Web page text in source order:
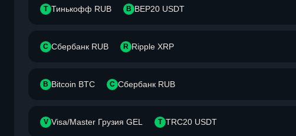
Т Тинькофф RUB B BEP20 USDT
С Сбербанк RUB R Ripple XRP
B Bitcoin BTC С Сбербанк RUB
V Visa/Master Грузия GEL T TRC20 USDT